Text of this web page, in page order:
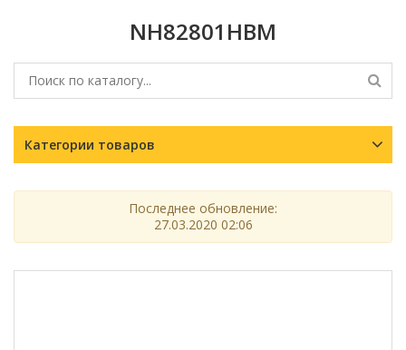
NH82801HBM
Категории товаров
Последнее обновление:
27.03.2020 02:06